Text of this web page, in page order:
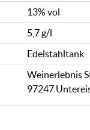
13% vol
5,7 g/l
Edelstahltank
Weinerlebnis
97247